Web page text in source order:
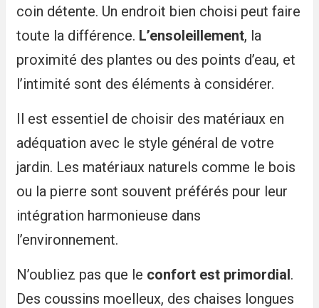
coin détente. Un endroit bien choisi peut faire
toute la différence. L’ensoleillement, la
proximité des plantes ou des points d’eau, et
l’intimité sont des éléments à considérer.
Il est essentiel de choisir des matériaux en
adéquation avec le style général de votre
jardin. Les matériaux naturels comme le bois
ou la pierre sont souvent préférés pour leur
intégration harmonieuse dans
l’environnement.
N’oubliez pas que le confort est primordial.
Des coussins moelleux, des chaises longues